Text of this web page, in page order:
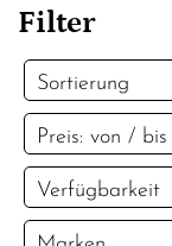
Filter
Sortierung
Preis: von / bis
Verfügbarkeit